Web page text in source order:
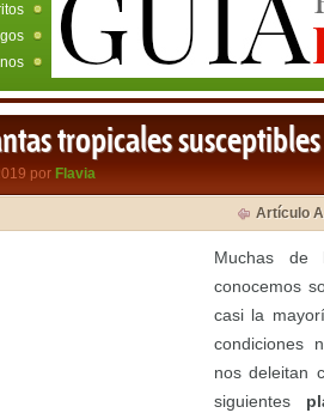
tropicales susceptibles
por Flavia
Artículo
Muchas de
conocemos
casi la
condiciones
nos deleitan
siguientes